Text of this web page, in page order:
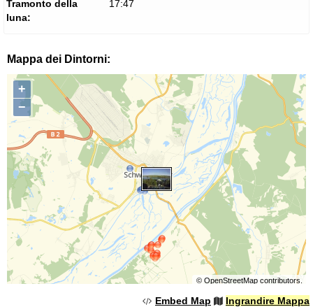
Tramonto della
luna:
17:47
Mappa dei Dintorni:
+
−
© OpenStreetMapcontributors.
Embed Map Ingrandire Mappa